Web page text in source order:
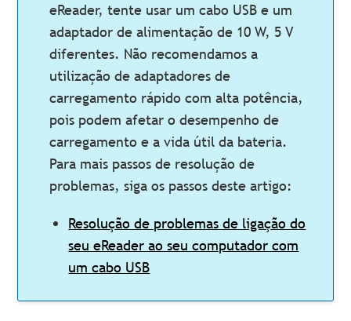
eReader, tente usar um cabo USB e um
adaptador de alimentação de 10 W, 5 V
diferentes. Não recomendamos a
utilização de adaptadores de
carregamento rápido com alta potência,
pois podem afetar o desempenho de
carregamento e a vida útil da bateria.
Para mais passos de resolução de
problemas, siga os passos deste artigo:
Resolução de problemas de ligação do
seu eReader ao seu computador com
um cabo USB